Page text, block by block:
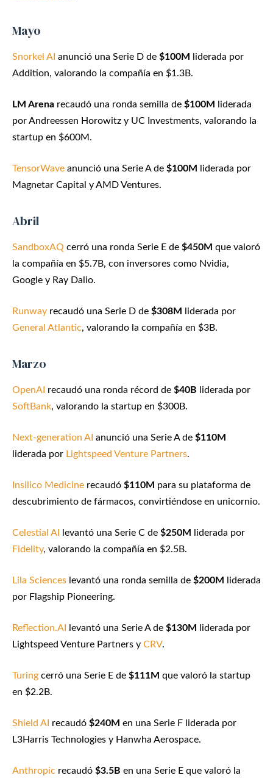
Mayo
Snorkel AI anunció una Serie D de $100M
liderada por
Addition, valorando la compañía en $1.3B.
LM Arena recaudó una ronda semilla de $100M
liderada
por Andreessen Horowitz y UC Investments, valorando la
startup en $600M.
TensorWave anunció una Serie A de $100M
liderada por
Magnetar Capital y AMD Ventures.
Abril
SandboxAQ cerró una ronda Serie E de $450M que valoró
la compañía en $5.7B, con inversores como Nvidia,
Google y Ray Dalio.
Runway recaudó una Serie D de $308M
liderada por
General Atlantic, valorando la compañía en $3B.
Marzo
OpenAI recaudó una ronda récord de $40B liderada por
SoftBank, valorando la startup en $300B.
Next-generation AI anunció una Serie A de $110M
liderada por Lightspeed Venture Partners.
Insilico Medicine recaudó $110M para su plataforma de
descubrimiento de fármacos, convirtiéndose en unicornio.
Celestial AI levantó una Serie C de $250M
liderada por
Fidelity, valorando la compañía en $2.5B.
Lila Sciences levantó una ronda semilla de $200M
liderada
por Flagship Pioneering.
Reflection.AI levantó una Serie A de $130M
liderada por
Lightspeed Venture Partners y CRV.
Turing cerró una Serie E de $111M que valoró la startup
en $2.2B.
Shield AI recaudó $240M en una Serie F liderada por
L3Harris Technologies y Hanwha Aerospace.
Anthropic recaudó $3.5B en una Serie E que valoró la